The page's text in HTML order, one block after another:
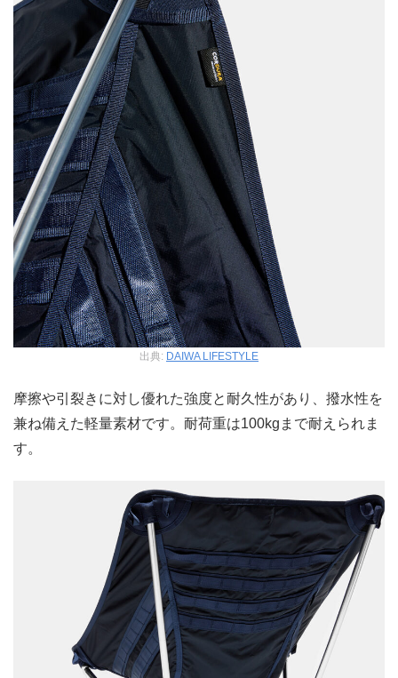
出典: DAIWA LIFESTYLE
摩擦や引裂きに対し優れた強度と耐久性があり、撥水性を
兼ね備えた軽量素材です。耐荷重は100kgまで耐えられま
す。